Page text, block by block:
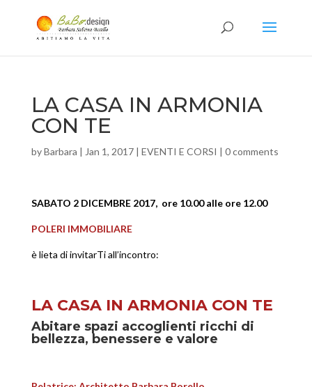
LA CASA IN ARMONIA
CON TE
byBarbara | Jan 1, 2017| EVENTI E CORSI | 0 comments
SABATO 2 DICEMBRE 2017, ore 10.00 alle ore 12.00
POLERI IMMOBILIARE
è lieta di invitarTi all’incontro:
LA CASA IN ARMONIA CON TE
Abitare spazi accoglienti ricchi di
bellezza, benessere e valore